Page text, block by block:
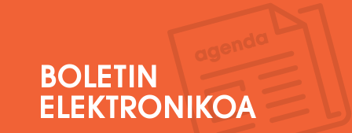
BOLETIN
ELEKTRONIKOA